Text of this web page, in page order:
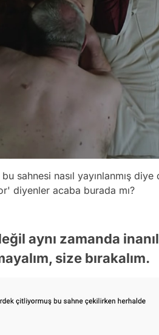
sahnesi nasıl yayınlanmış diye
diyenler acaba burada mı?
aynı zamanda
size bırakalım.